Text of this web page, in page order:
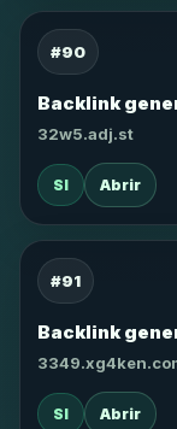
#90
Backlink
32w5.adj.st
SI Abrir
#91
Backlink
SI Abrir